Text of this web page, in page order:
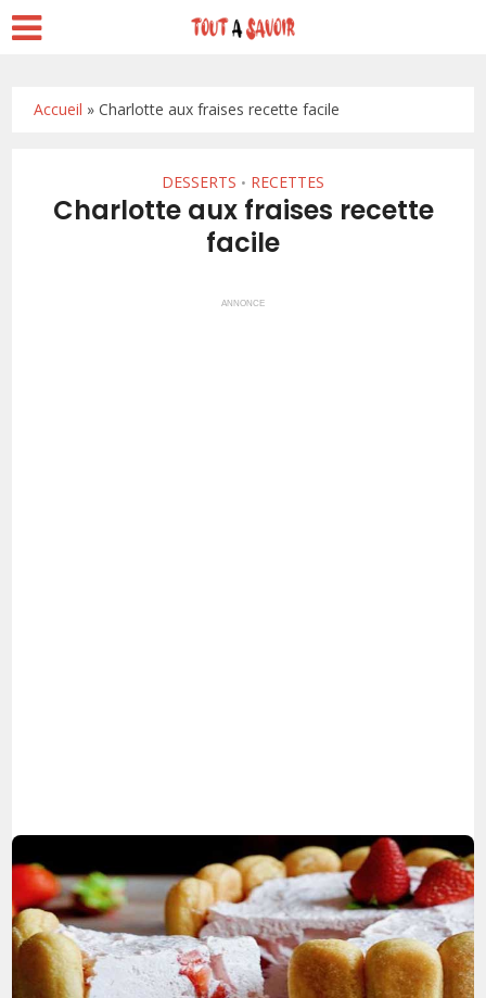
Accueil »Charlotte aux fraises recette facile
DESSERTS • RECETTES
Charlotte aux fraises recette
facile
ANNONCE